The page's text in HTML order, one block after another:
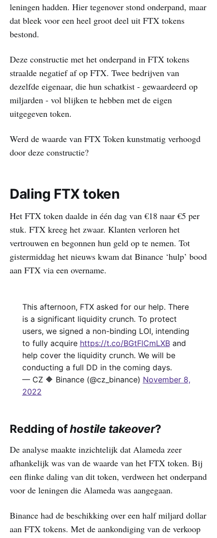
leningen hadden. Hier tegenover stond onderpand, maar
dat bleek voor een heel groot deel uit FTX tokens
bestond.
Deze constructie met het onderpand in FTX tokens
straalde negatief af op FTX. Twee bedrijven van
dezelfde eigenaar, die hun schatkist - gewaardeerd op
miljarden - vol blijken te hebben met de eigen
uitgegeven token.
Werd de waarde van FTX Token kunstmatig verhoogd
door deze constructie?
Daling FTX token
Het FTX token daalde in één dag van €18 naar €5 per
stuk. FTX kreeg het zwaar. Klanten verloren het
vertrouwen en begonnen hun geld op te nemen. Tot
gistermiddag het nieuws kwam dat Binance ‘hulp’ bood
aan FTX via een overname.
This afternoon, FTX asked for our help. There
is a significant liquidity crunch. To protect
users, we signed a non-binding LOI, intending
to fully acquire https://t.co/BGtFlCmLXBand
help cover the liquidity crunch. We will be
conducting a full DD in the coming days.
— CZ 🔶 Binance (@cz_binance) November 8,
2022
Redding ofhostile takeover?
De analyse maakte inzichtelijk dat Alameda zeer
afhankelijk was van de waarde van het FTX token. Bij
een flinke daling van dit token, verdween het onderpand
voor de leningen die Alameda was aangegaan.
Binance had de beschikking over een half miljard dollar
aan FTX tokens. Met de aankondiging van de verkoop